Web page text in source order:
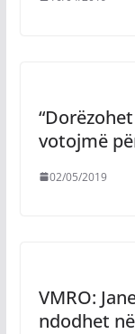
votojmë
02/05/2019
VMRO:
ndodhet